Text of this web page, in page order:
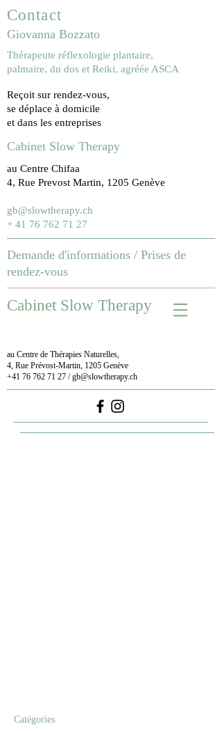
Contact
Giovanna Bozzato
Thérapeute réflexologie plantaire,
palmaire, du dos et Reiki, agréée ASCA
Reçoit sur rendez-vous,
se déplace à domicile
et dans les entreprises
Cabinet Slow Therapy
au Centre Chifaa
4, Rue Prevost Martin, 1205 Genève
gb@slowtherapy.ch
+ 41 76 762 71 27
Demande d'informations / Prises de
rendez-vous
Cabinet Slow Therapy
au Centre de Thérapies Naturelles,
4, Rue Prévost-Martin, 1205 Genève
+41 76 762 71 27 /gb@slowtherapy.ch
Catégories